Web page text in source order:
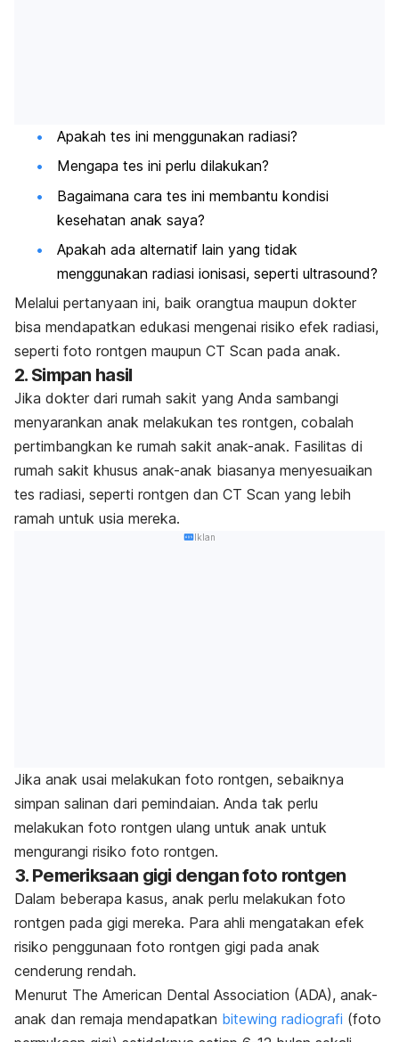
Apakah tes ini menggunakan radiasi?
Mengapa tes ini perlu dilakukan?
Bagaimana cara tes ini membantu kondisi
kesehatan anak saya?
Apakah ada alternatif lain yang tidak
menggunakan radiasi ionisasi, seperti ultrasound?
Melalui pertanyaan ini, baik orangtua maupun dokter
bisa mendapatkan edukasi mengenai risiko efek radiasi,
seperti foto rontgen maupun CT Scan pada anak.
2. Simpan hasil
Jika dokter dari rumah sakit yang Anda sambangi
menyarankan anak melakukan tes rontgen, cobalah
pertimbangkan ke rumah sakit anak-anak. Fasilitas di
rumah sakit khusus anak-anak biasanya menyesuaikan
tes radiasi, seperti rontgen dan CT Scan yang lebih
ramah untuk usia mereka.
Iklan
Jika anak usai melakukan foto rontgen, sebaiknya
simpan salinan dari pemindaian. Anda tak perlu
melakukan foto rontgen ulang untuk anak untuk
mengurangi risiko foto rontgen.
3. Pemeriksaan gigi dengan foto rontgen
Dalam beberapa kasus, anak perlu melakukan foto
rontgen pada gigi mereka. Para ahli mengatakan efek
risiko penggunaan foto rontgen gigi pada anak
cenderung rendah.
Menurut The American Dental Association (ADA), anak-
anak dan remaja mendapatkan bitewing radiografi (foto